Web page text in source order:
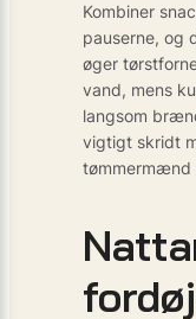
Kombiner
pauserne, og
øger
vand, mens
langsom
vigtigt skridt
tømmermænd